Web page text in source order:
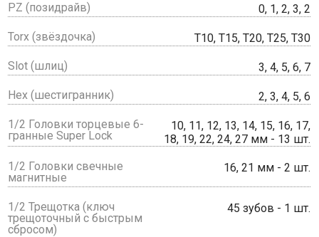
PZ (позидрайв) 0, 1, 2, 3, 2
Torx (звёздочка) T10, T15, T20, T25, T30
Slot (шлиц) 3, 4, 5, 6, 7
Hex (шестигранник) 2, 3, 4, 5, 6
1/2 Головки торцевые 6-
гранные Super Lock
10, 11, 12, 13, 14, 15, 16, 17,
18, 19, 22, 24, 27 мм - 13 шт.
1/2 Головки свечные
магнитные
16, 21 мм - 2 шт.
1/2 Трещотка (ключ
трещоточный с быстрым
сбросом)
45 зубов - 1 шт.